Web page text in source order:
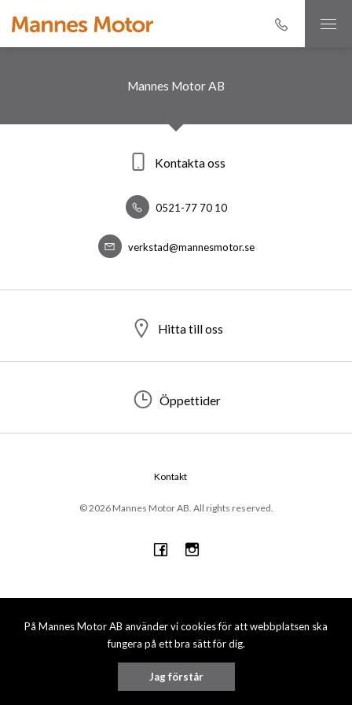
På Mannes Motor AB använder vi cookies för att webbplatsen ska
fungera på ett bra sätt för dig.
Jag förstår
Mannes Motor AB
Kontakta oss
0521-77 70 10
verkstad@mannesmotor.se
Hitta till oss
Öppettider
© 2026 Mannes Motor AB. All rights reserved.
Kontakt